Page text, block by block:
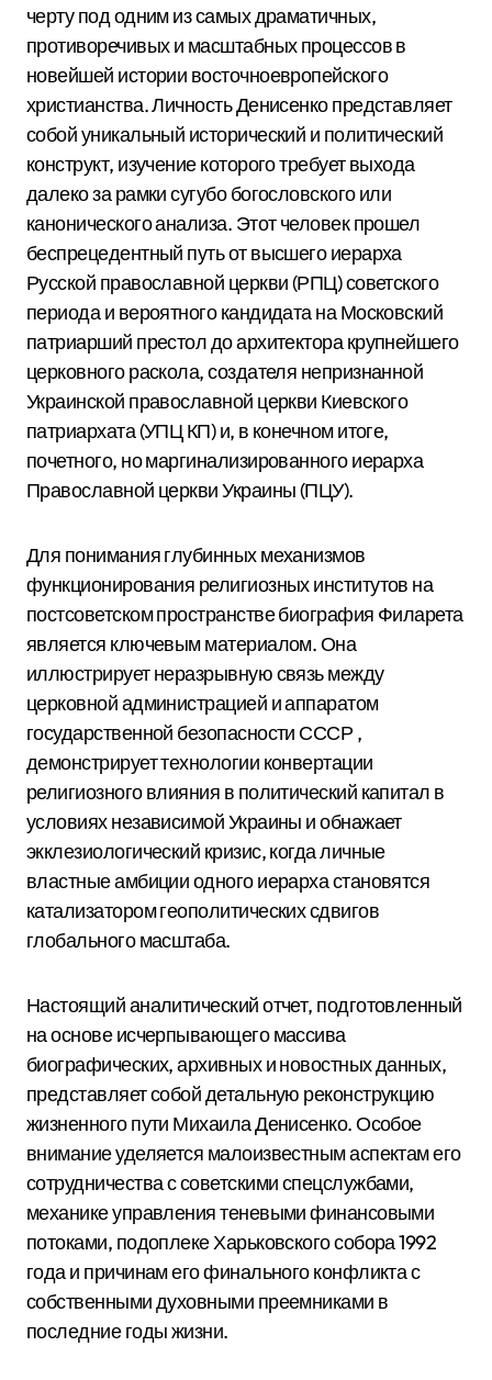
черту под одним из самых драматичных,
противоречивых и масштабных процессов в
новейшей истории восточноевропейского
христианства. Личность Денисенко представляет
собой уникальный исторический и политический
конструкт, изучение которого требует выхода
далеко за рамки сугубо богословского или
канонического анализа. Этот человек прошел
беспрецедентный путь от высшего иерарха
Русской православной церкви (РПЦ) советского
периода и вероятного кандидата на Московский
патриарший престол до архитектора крупнейшего
церковного раскола, создателя непризнанной
Украинской православной церкви Киевского
патриархата (УПЦ КП) и, в конечном итоге,
почетного, но маргинализированного иерарха
Православной церкви Украины (ПЦУ).
Для понимания глубинных механизмов
функционирования религиозных институтов на
постсоветском пространстве биография Филарета
является ключевым материалом. Она
иллюстрирует неразрывную связь между
церковной администрацией и аппаратом
государственной безопасности СССР ,
демонстрирует технологии конвертации
религиозного влияния в политический капитал в
условиях независимой Украины и обнажает
экклезиологический кризис, когда личные
властные амбиции одного иерарха становятся
катализатором геополитических сдвигов
глобального масштаба.
Настоящий аналитический отчет, подготовленный
на основе исчерпывающего массива
биографических, архивных и новостных данных,
представляет собой детальную реконструкцию
жизненного пути Михаила Денисенко. Особое
внимание уделяется малоизвестным аспектам его
сотрудничества с советскими спецслужбами,
механике управления теневыми финансовыми
потоками, подоплеке Харьковского собора 1992
года и причинам его финального конфликта с
собственными духовными преемниками в
последние годы жизни.